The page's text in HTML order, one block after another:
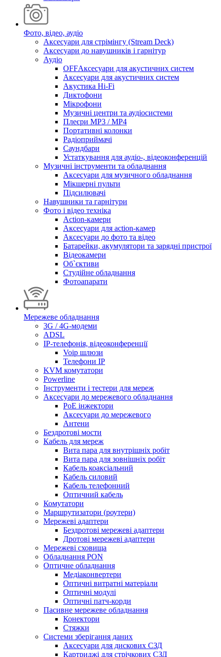
Фото, відео, аудіо
Аксесуари для стрімінгу (Stream Deck)
Аксесуари до навушників і гарнітур
Аудіо
OFFАксесуари для акустичних систем
Аксесуари для акустичних систем
Акустика Hi-Fi
Диктофони
Мікрофони
Музичні центри та аудіосистеми
Плеєри MP3 / MP4
Портативні колонки
Радіоприймачі
Саундбари
Устаткування для аудіо-, відеоконференцій
Музичні інструменти та обладнання
Аксесуари для музичного обладнання
Мікшерні пульти
Підсилювачі
Навушники та гарнітури
Фото і відео техніка
Action-камери
Аксесуари для action-камер
Аксесуари до фото та відео
Батарейки, акумулятори та зарядні пристрої
Відеокамери
Об`єктиви
Студійне обладнання
Фотоапарати
Мережеве обладнання
3G / 4G-модеми
ADSL
IP-телефонія, відеоконференції
Voip шлюзи
Телефони IP
KVM комутатори
Powerline
Інструменти і тестери для мереж
Аксесуари до мережевого обладнання
PoE інжектори
Аксесуари до мережевого
Антени
Бездротові мости
Кабель для мереж
Вита пара для внутрішніх робіт
Вита пара для зовнішніх робіт
Кабель коаксіальний
Кабель силовий
Кабель телефонний
Оптичний кабель
Комутатори
Маршрутизатори (роутери)
Мережеві адаптери
Бездротові мережеві адаптери
Дротові мережеві адаптери
Мережеві сховища
Обладнання PON
Оптичне обладнання
Медіаконвертери
Оптичні витратні матеріали
Оптичні модулі
Оптичні патч-корди
Пасивне мережеве обладнання
Конектори
Стяжки
Системи зберігання даних
Аксесуари для дискових СЗД
Картриджі для стрічкових СЗД